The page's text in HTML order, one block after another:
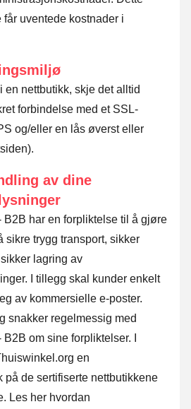
får uventede kostnader i
en nettbutikk, skje det alltid
forbindelse med et SSL-
og/eller en lås øverst eller
av dine
B2B har en forpliktelse til å gjøre
sikre trygg transport, sikker
lagring av
I tillegg skal kunder enkelt
av kommersielle e-poster.
snakker regelmessig med
om sine forpliktelser. I
en
på de sertifiserte nettbutikkene
Les her hvordan